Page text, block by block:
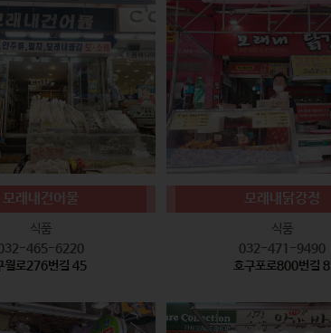
모래내건어물
식품
465-6220
월로276번길 45
모래내닭강정
식품
032-471-9490
호구포로800번길 8